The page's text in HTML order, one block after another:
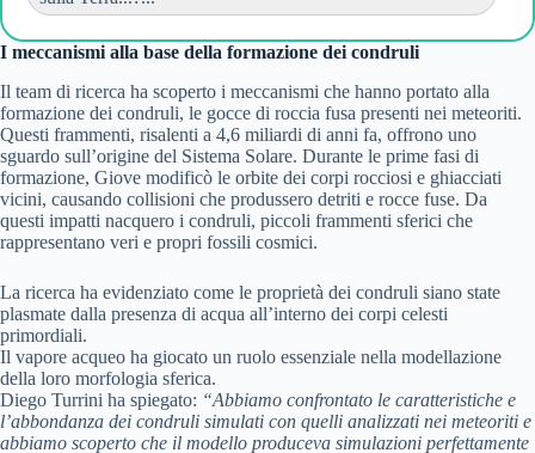
I meccanismi alla base della formazione dei condruli
Il team di ricerca ha scoperto i meccanismi che hanno portato alla
formazione dei condruli, le gocce di roccia fusa presenti nei meteoriti.
Questi frammenti, risalenti a 4,6 miliardi di anni fa, offrono uno
sguardo sull’origine del Sistema Solare. Durante le prime fasi di
formazione, Giove modificò le orbite dei corpi rocciosi e ghiacciati
vicini, causando collisioni che produssero detriti e rocce fuse. Da
questi impatti nacquero i condruli, piccoli frammenti sferici che
rappresentano veri e propri fossili cosmici.
La ricerca ha evidenziato come le proprietà dei condruli siano state
plasmate dalla presenza di acqua all’interno dei corpi celesti
primordiali.
Il vapore acqueo ha giocato un ruolo essenziale nella modellazione
della loro morfologia sferica.
Diego Turrini ha spiegato: “Abbiamo confrontato le caratteristiche e
l’abbondanza dei condruli simulati con quelli analizzati nei meteoriti e
abbiamo scoperto che il modello produceva simulazioni perfettamente